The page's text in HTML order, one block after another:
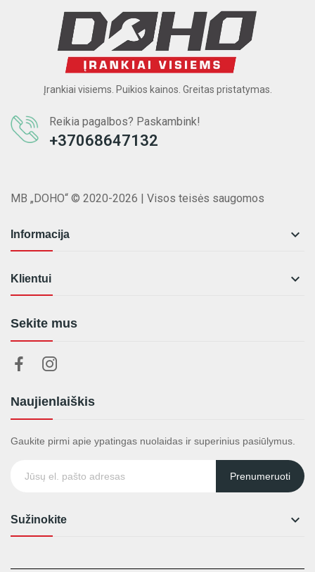
Įrankiai visiems. Puikios kainos. Greitas pristatymas.
Reikia pagalbos? Paskambink!
+37068647132
MB „DOHO“ © 2020-2026 | Visos teisės saugomos
Informacija 
Klientui 
Sekite mus
Naujienlaiškis
Gaukite pirmi apie ypatingas nuolaidas ir superinius pasiūlymus.
Prenumeruoti
Sužinokite 